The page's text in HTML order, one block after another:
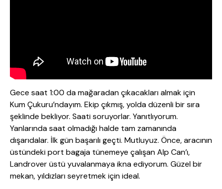
Gece saat 1:00 da mağaradan çıkacakları almak için
Kum Çukuru’ndayım. Ekip çıkmış, yolda düzenli bir sıra
şeklinde bekliyor. Saati soruyorlar. Yanıtlıyorum.
Yanlarında saat olmadığı halde tam zamanında
dışarıdalar. İlk gün başarılı geçti. Mutluyuz. Önce, aracının
üstündeki port bagaja tünemeye çalışan Alp Can’ı,
Landrover üstü yuvalanmaya ikna ediyorum. Güzel bir
mekan, yıldızları seyretmek için ideal.